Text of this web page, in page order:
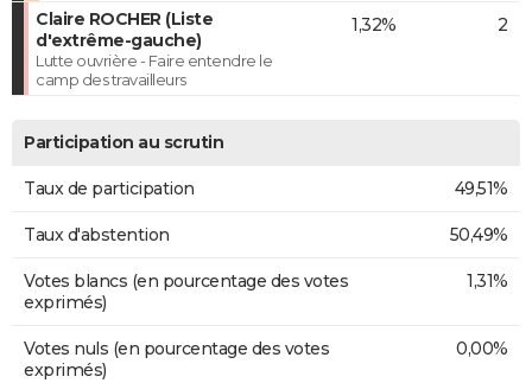
Claire ROCHER (Liste
d'extrême-gauche)
Lutte ouvrière - Faire entendre le
camp des travailleurs
1,32% 2
Participation au scrutin
Taux de participation 49,51%
Taux d'abstention 50,49%
Votes blancs (en pourcentage des votes
exprimés)
1,31%
Votes nuls (en pourcentage des votes
exprimés)
0,00%